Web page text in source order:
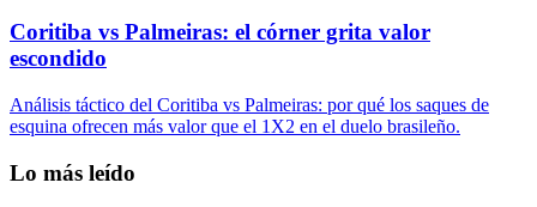
Coritiba vs Palmeiras: el córner grita valor
escondido
Análisis táctico del Coritiba vs Palmeiras: por qué los saques de
esquina ofrecen más valor que el 1X2 en el duelo brasileño.
Lo más leído